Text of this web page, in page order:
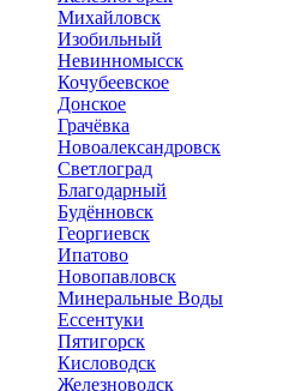
Михайловск
Изобильный
Невинномысск
Кочубеевское
Донское
Грачёвка
Новоалександровск
Светлоград
Благодарный
Будённовск
Георгиевск
Ипатово
Новопавловск
Минеральные Воды
Ессентуки
Пятигорск
Кисловодск
Железноводск